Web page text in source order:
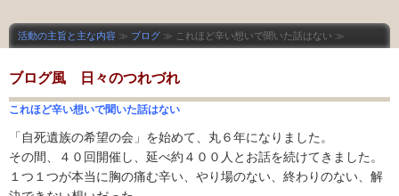
活動の主旨と主な内容 ≫ ブログ ≫ これほど辛い想いで聞いた話はない ≫
ブログ風 日々のつれづれ
これほど辛い想いで聞いた話はない
「自死遺族の希望の会」を始めて、丸６年になりました。
その間、４０回開催し、延べ約４００人とお話を続けてきました。
１つ１つが本当に胸の痛む辛い、やり場のない、終わりのない、解